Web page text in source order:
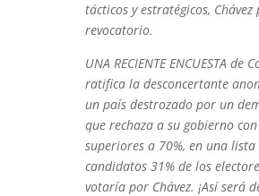
tácticos y estratégicos,
revocatorio.
UNA RECIENTE ENCUESTA de
ratifica la desconcertante
un país destrozado por un
que rechaza a su gobierno
superiores a 70%, en una
candidatos 31% de los
votaría por Chávez. ¡Así será